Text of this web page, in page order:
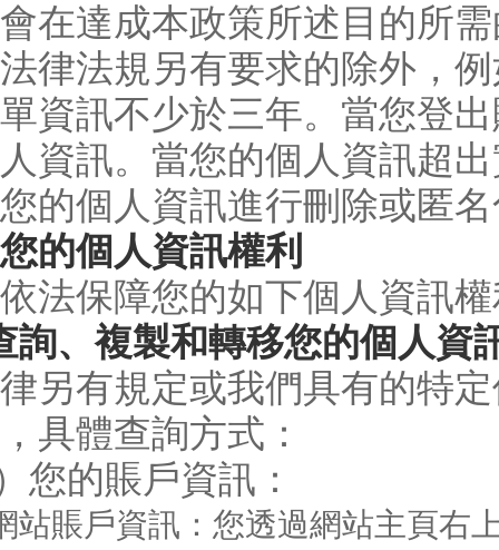
在達成本政策所述目的所
律法規另有要求的除外，
資訊不少於三年。當您登
資訊。當您的個人資訊超
的個人資訊進行刪除或匿
的個人資訊權利
法保障您的如下個人資訊
詢、複製和轉移您的個人資
另有規定或我們具有的特
具體查詢方式：
您的賬戶資訊：
戶資訊：您透過網站主頁右上